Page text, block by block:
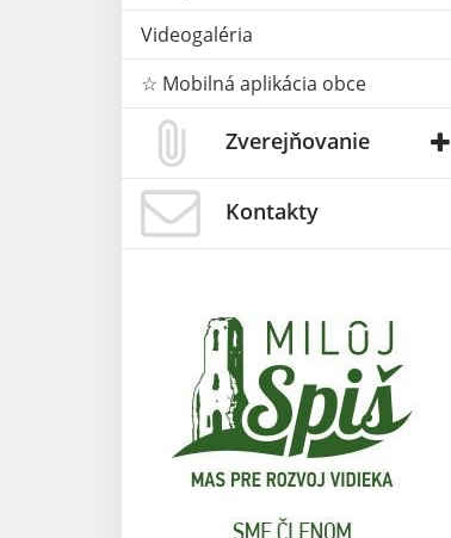
Videogaléria
☆ Mobilná aplikácia obce
Zverejňovanie
Kontakty